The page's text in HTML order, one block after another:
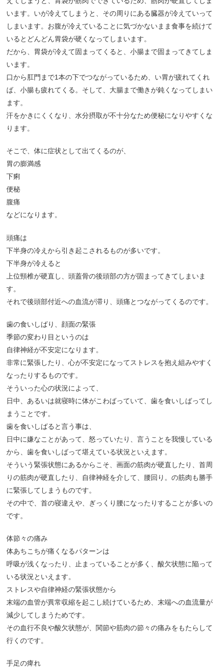
います。いが冷えてしまうと、その周りにある臓器が冷えていって
しまいます。お腹が冷えていることに気づかないまま食事を続けて
いるとどんどん胃袋が硬くなってしまいます。
だから、胃袋が冷えて固まってくると、小腸まで固まってきてしま
います。
口から肛門まで1本の下でつながっているため、い胃が疲れてくれ
ば、小腸も疲れてくる。そして、大腸まで働きが鈍くなってしまい
ます。
汗をかきにくくなり、水分摂取が不十分なため便秘になりやすくな
ります。
そこで、体に症状として出てくるのが、
胃の膨満感
下痢
便秘
腹痛
などになります。
頭痛は
下半身の冷えから引き起こされるものが多いです。
下半身が冷えると
上位頸椎が硬直し、頭蓋骨の後頭部の方が固まってきてしまいま
す。
それで後頭部付近への血流が滞り、頭痛とつながってくるのです。
歯の食いしばり、顔面の緊張
季節の変わり目というのは
自律神経が不安定になります。
非常に緊張したり、心が不安定になってストレスを抱え組みやすく
なったりするものです。
そういった心の状況によって、
日中、あるいは就寝時に体がこわばっていて、歯を食いしばってし
まうことです。
歯を食いしばると言う事は、
日中に嫌なことがあって、怒っていたり、言うことを我慢している
から、歯を食いしばって堪えている状況といえます。
そういう緊張状態にあるからこそ、画面の筋肉が硬直したり、首周
りの筋肉が硬直したり、自律神経を介して、腰回り。の筋肉も勝手
に緊張してしまうものです。
その中で、首の寝違えや、ぎっくり腰になったりすることが多いの
です。
体節々の痛み
体あちこちが痛くなるパターンは
呼吸が浅くなったり、止まっていることが多く、酸欠状態に陥って
いる状況といえます。
ストレスや自律神経の緊張状態から
末端の血管が異常収縮を起こし続けているため、末端への血流量が
減少してしまうためです。
その血行不良や酸欠状態が、関節や筋肉の節々の痛みをもたらして
行くのです。
手足の痺れ